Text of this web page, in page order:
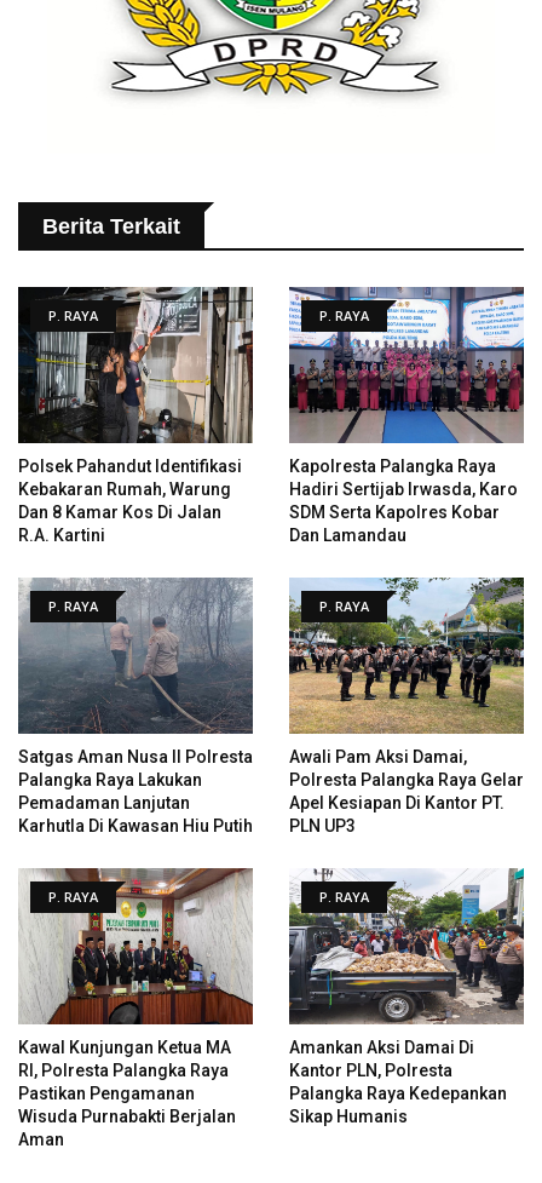
Berita Terkait
P. RAYA
Polsek Pahandut Identifikasi
Kebakaran Rumah, Warung
Dan 8 Kamar Kos Di Jalan
R.A. Kartini
P. RAYA
Kapolresta Palangka Raya
Hadiri Sertijab Irwasda, Karo
SDM Serta Kapolres Kobar
Dan Lamandau
P. RAYA
Satgas Aman Nusa II Polresta
Palangka Raya Lakukan
Pemadaman Lanjutan
Karhutla Di Kawasan Hiu Putih
P. RAYA
Awali Pam Aksi Damai,
Polresta Palangka Raya Gelar
Apel Kesiapan Di Kantor PT.
PLN UP3
P. RAYA
Kawal Kunjungan Ketua MA
RI, Polresta Palangka Raya
Pastikan Pengamanan
Wisuda Purnabakti Berjalan
Aman
P. RAYA
Amankan Aksi Damai Di
Kantor PLN, Polresta
Palangka Raya Kedepankan
Sikap Humanis